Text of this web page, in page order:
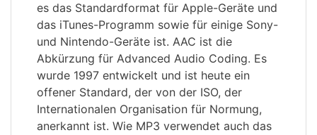
es das Standardformat für Apple-Geräte und
das iTunes-Programm sowie für einige Sony-
und Nintendo-Geräte ist. AAC ist die
Abkürzung für Advanced Audio Coding. Es
wurde 1997 entwickelt und ist heute ein
offener Standard, der von der ISO, der
Internationalen Organisation für Normung,
anerkannt ist. Wie MP3 verwendet auch das